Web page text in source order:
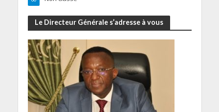
Le Directeur Générale s’adresse à vous